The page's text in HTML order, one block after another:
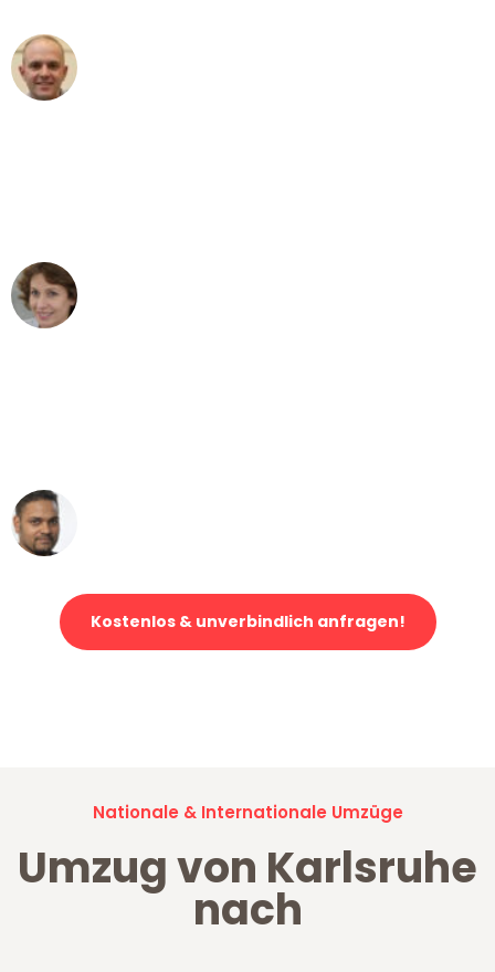
Kostenlos & unverbindlich anfragen!
Nationale & Internationale Umzüge
Umzug von Karlsruhe
nach